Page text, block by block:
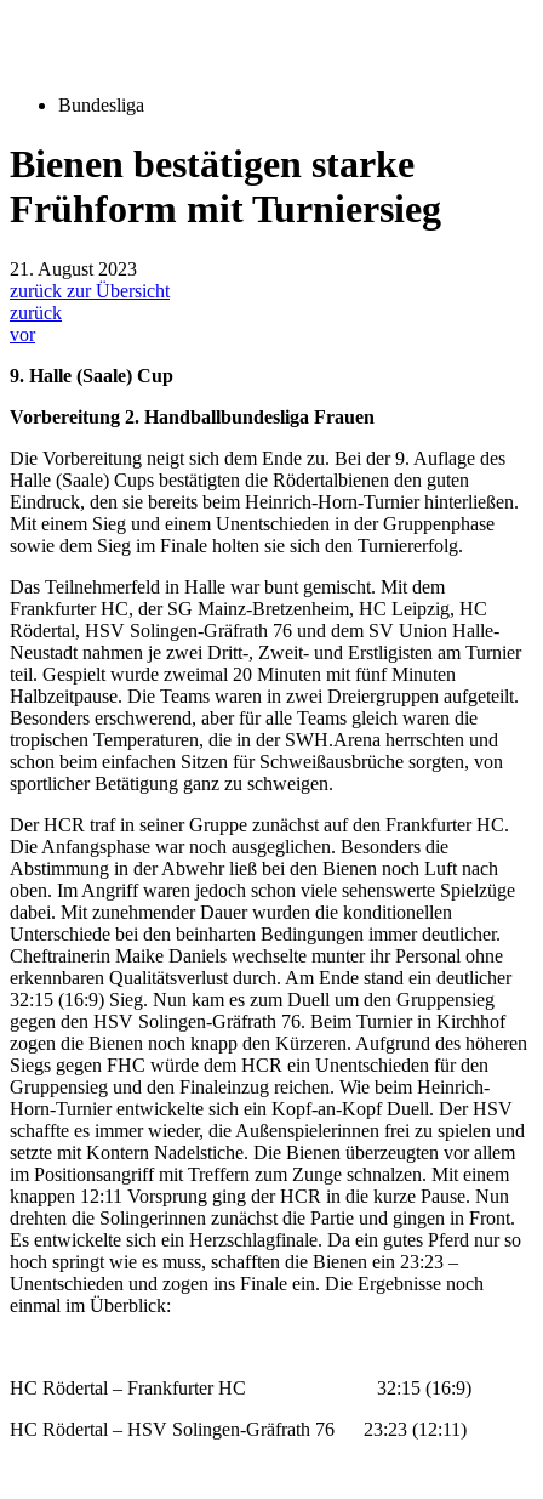
Bundesliga
Bienen bestätigen starke
Frühform mit Turniersieg
21. August 2023
zurück zur Übersicht
zurück
vor
9. Halle (Saale) Cup
Vorbereitung 2. Handballbundesliga Frauen
Die Vorbereitung neigt sich dem Ende zu. Bei der 9. Auflage des
Halle (Saale) Cups bestätigten die Rödertalbienen den guten
Eindruck, den sie bereits beim Heinrich-Horn-Turnier hinterließen.
Mit einem Sieg und einem Unentschieden in der Gruppenphase
sowie dem Sieg im Finale holten sie sich den Turniererfolg.
Das Teilnehmerfeld in Halle war bunt gemischt. Mit dem
Frankfurter HC, der SG Mainz-Bretzenheim, HC Leipzig, HC
Rödertal, HSV Solingen-Gräfrath 76 und dem SV Union Halle-
Neustadt nahmen je zwei Dritt-, Zweit- und Erstligisten am Turnier
teil. Gespielt wurde zweimal 20 Minuten mit fünf Minuten
Halbzeitpause. Die Teams waren in zwei Dreiergruppen aufgeteilt.
Besonders erschwerend, aber für alle Teams gleich waren die
tropischen Temperaturen, die in der SWH.Arena herrschten und
schon beim einfachen Sitzen für Schweißausbrüche sorgten, von
sportlicher Betätigung ganz zu schweigen.
Der HCR traf in seiner Gruppe zunächst auf den Frankfurter HC.
Die Anfangsphase war noch ausgeglichen. Besonders die
Abstimmung in der Abwehr ließ bei den Bienen noch Luft nach
oben. Im Angriff waren jedoch schon viele sehenswerte Spielzüge
dabei. Mit zunehmender Dauer wurden die konditionellen
Unterschiede bei den beinharten Bedingungen immer deutlicher.
Cheftrainerin Maike Daniels wechselte munter ihr Personal ohne
erkennbaren Qualitätsverlust durch. Am Ende stand ein deutlicher
32:15 (16:9) Sieg. Nun kam es zum Duell um den Gruppensieg
gegen den HSV Solingen-Gräfrath 76. Beim Turnier in Kirchhof
zogen die Bienen noch knapp den Kürzeren. Aufgrund des höheren
Siegs gegen FHC würde dem HCR ein Unentschieden für den
Gruppensieg und den Finaleinzug reichen. Wie beim Heinrich-
Horn-Turnier entwickelte sich ein Kopf-an-Kopf Duell. Der HSV
schaffte es immer wieder, die Außenspielerinnen frei zu spielen und
setzte mit Kontern Nadelstiche. Die Bienen überzeugten vor allem
im Positionsangriff mit Treffern zum Zunge schnalzen. Mit einem
knappen 12:11 Vorsprung ging der HCR in die kurze Pause. Nun
drehten die Solingerinnen zunächst die Partie und gingen in Front.
Es entwickelte sich ein Herzschlagfinale. Da ein gutes Pferd nur so
hoch springt wie es muss, schafften die Bienen ein 23:23 –
Unentschieden und zogen ins Finale ein. Die Ergebnisse noch
einmal im Überblick:
HC Rödertal – Frankfurter HC 32:15 (16:9)
HC Rödertal – HSV Solingen-Gräfrath 76 23:23 (12:11)